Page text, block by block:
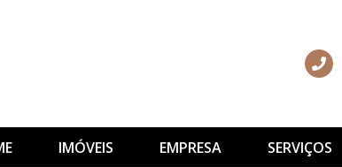
IMÓVEIS EMPRESA SERVIÇOS